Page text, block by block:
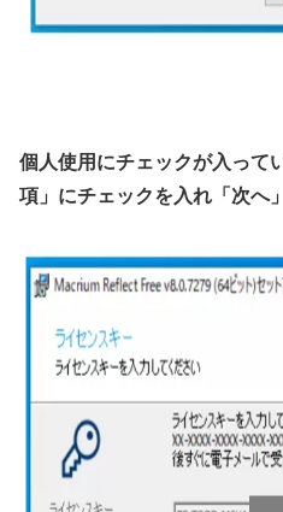
個人使用にチェックが入って
項」にチェックを入れ「次へ